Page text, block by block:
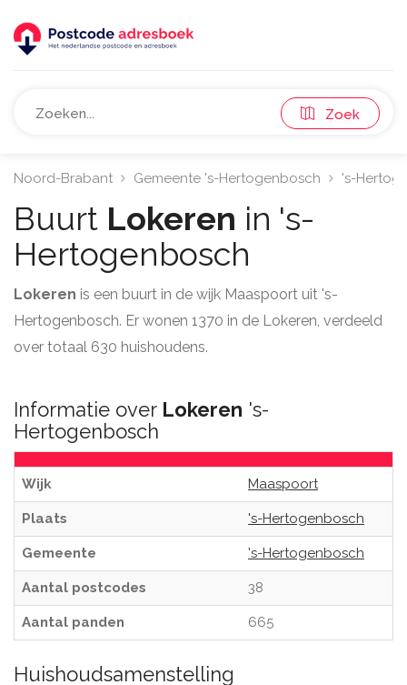
Zoek
Noord-Brabant Gemeente 's-Hertogenbosch 's-
Buurt Lokeren in 's-
Hertogenbosch
Lokeren is een buurt in de wijk Maaspoort uit 's-
Hertogenbosch. Er wonen 1370 in de Lokeren, verdeeld
over totaal 630 huishoudens.
Informatie over Lokeren 's-
Hertogenbosch
Wijk Maaspoort
Plaats 's-Hertogenbosch
Gemeente 's-Hertogenbosch
Aantal postcodes 38
Aantal panden 665
Huishoudsamenstelling